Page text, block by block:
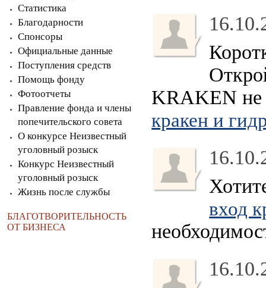
Статистика
Благодарности
Спонсоры
Официальные данные
Поступления средств
Помощь фонду
Фотоотчеты
Правление фонда и члены
попечительского совета
О конкурсе Неизвестный
уголовный розыск
Конкурс Неизвестный
уголовный розыск
Жизнь после службы
БЛАГОТВОРИТЕЛЬНОСТЬ
ОТ БИЗНЕСА
KRAKEN не
кракен и
вход